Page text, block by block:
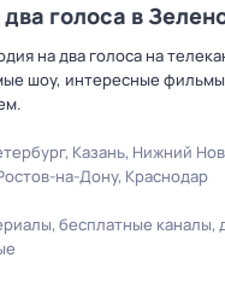
голоса в
на два голоса на
шоу, интересные
Казань Нижний
на-Дону Краснодар
бесплатные каналы